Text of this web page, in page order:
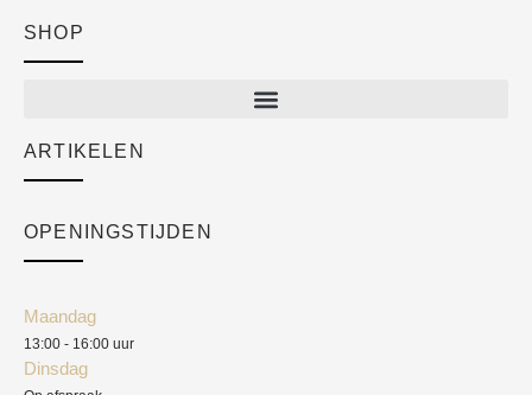
Academy
SHOP
ARTIKELEN
OPENINGSTIJDEN
Maandag
13:00 - 16:00 uur
Dinsdag